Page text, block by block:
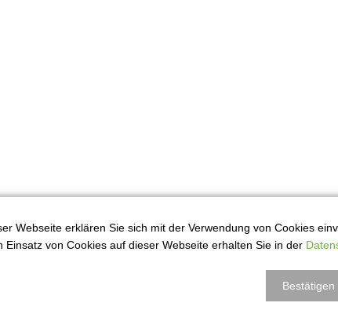
Webseite erklären Sie sich mit der Verwendung von Cookies
Einsatz von Cookies auf dieser Webseite erhalten Sie in der
Bestätigen